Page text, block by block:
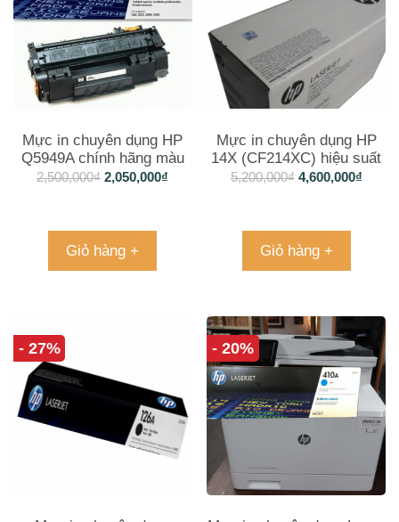
Mực in chuyên dụng HP
Q5949A chính hãng màu
đen
2,500,000₫ 2,050,000₫
Giỏ hàng +
Mực in chuyên dụng HP
14X (CF214XC) hiệu suất
đỉnh cao
5,200,000₫ 4,600,000₫
Giỏ hàng +
- 27% - 20%